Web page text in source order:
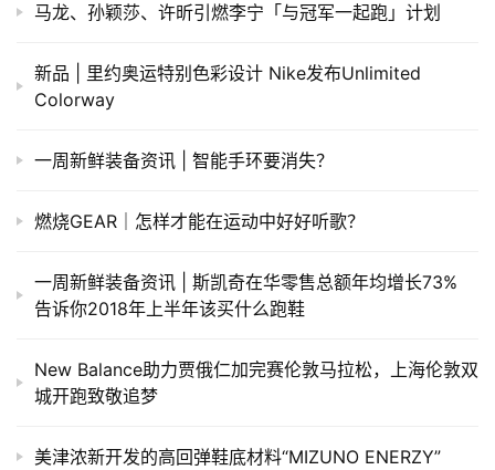
马龙、孙颖莎、许昕引燃李宁「与冠军一起跑」计划
新品 | 里约奥运特别色彩设计 Nike发布Unlimited
Colorway
一周新鲜装备资讯 | 智能手环要消失？
燃烧GEAR｜怎样才能在运动中好好听歌？
一周新鲜装备资讯 | 斯凯奇在华零售总额年均增长73%
告诉你2018年上半年该买什么跑鞋
New Balance助力贾俄仁加完赛伦敦马拉松，上海伦敦双
城开跑致敬追梦
美津浓新开发的高回弹鞋底材料“MIZUNO ENERZY”